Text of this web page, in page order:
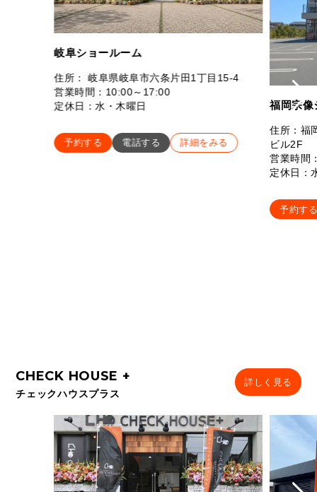
岐阜ショールーム
住所： 岐阜県岐阜市六条片田1丁目15-4
営業時間：10:00～17:00
定休日：水・木曜日
予約する 電話する 詳細をみる
福岡宗像
住所：福
ビル2F
営業時
定休日：
予約す
チェックハウスプラス
詳しく見る